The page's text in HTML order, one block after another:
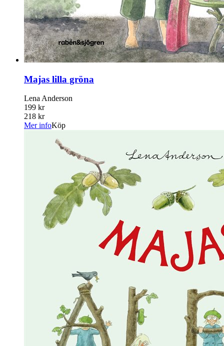
Majas lilla gröna
Lena Anderson
199 kr
218 kr
Mer infoKöp